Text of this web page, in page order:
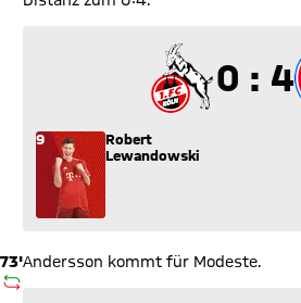
0 zu
0 : 4
9
Robert
Lewandowski
73'
AUSWECHSLUNG
Andersson kommt für Modeste.